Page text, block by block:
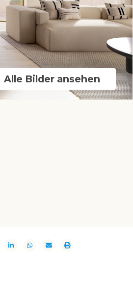
Alle Bilder ansehen